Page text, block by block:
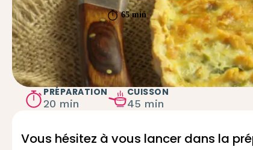
65 min
PRÉPARATION
20 min
CUISSON
45 min
Vous hésitez à vous lancer dans la